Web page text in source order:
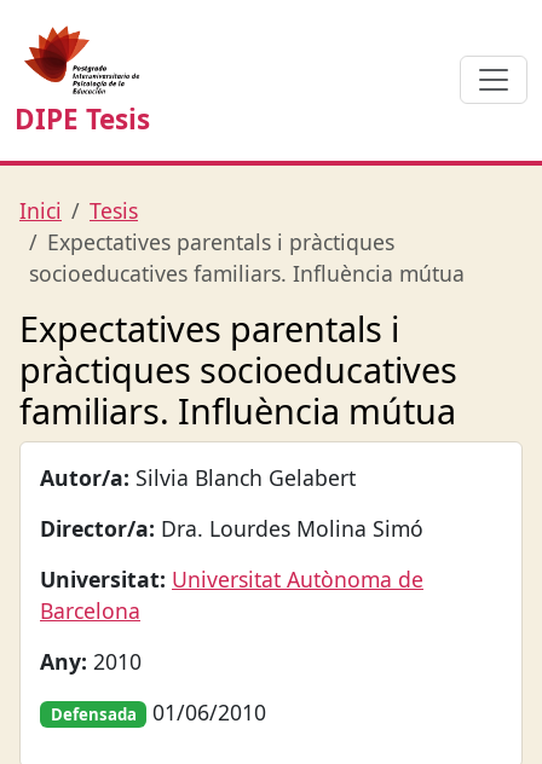
DIPE Tesis
Inici
Tesis
Expectatives parentals i pràctiques
socioeducatives familiars. Influència mútua
Expectatives parentals i
pràctiques socioeducatives
familiars. Influència mútua
Autor/a: Silvia Blanch Gelabert
Director/a: Dra. Lourdes Molina Simó
Universitat: Universitat Autònoma de
Barcelona
Any: 2010
Defensada 01/06/2010